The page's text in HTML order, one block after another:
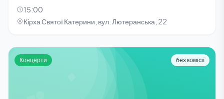
15:00
Кірха Святої Катерини, вул. Лютеранська, 22
Концерти без комісії